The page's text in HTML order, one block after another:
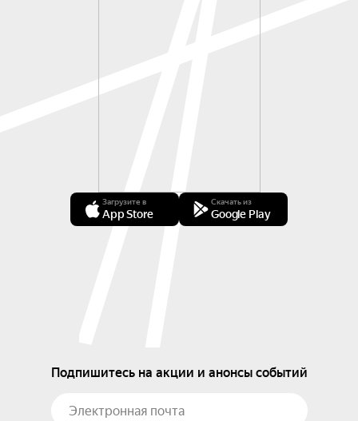
Загрузите в
App Store
Скачать из
Google Play
Подпишитесь на акции и анонсы событий